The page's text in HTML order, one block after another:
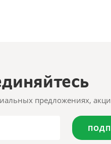
предложениях,